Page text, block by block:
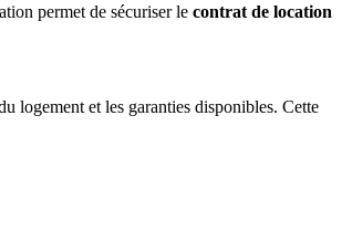
permet de sécuriser le contrat de location
logement et les garanties disponibles. Cette